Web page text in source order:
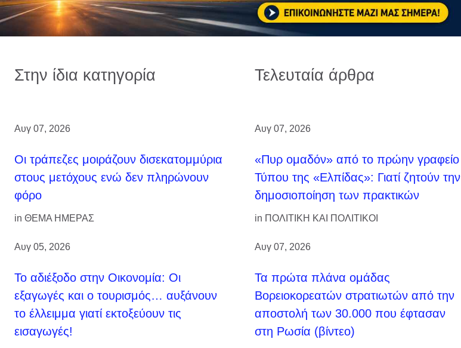
Στην ίδια κατηγορία
Αυγ 07, 2026
Οι τράπεζες μοιράζουν δισεκατομμύρια
στους μετόχους ενώ δεν πληρώνουν
φόρο
in ΘΕΜΑ ΗΜΕΡΑΣ
Αυγ 05, 2026
Το αδιέξοδο στην Οικονομία: Οι
εξαγωγές και ο τουρισμός… αυξάνουν
το έλλειμμα γιατί εκτοξεύουν τις
εισαγωγές!
Τελευταία άρθρα
Αυγ 07, 2026
«Πυρ ομαδόν» από το πρώην γραφείο
Τύπου της «Ελπίδας»: Γιατί ζητούν την
δημοσιοποίηση των πρακτικών
in ΠΟΛΙΤΙΚΗ ΚΑΙ ΠΟΛΙΤΙΚΟΙ
Αυγ 07, 2026
Τα πρώτα πλάνα ομάδας
Βορειοκορεατών στρατιωτών από την
αποστολή των 30.000 που έφτασαν
στη Ρωσία (βίντεο)